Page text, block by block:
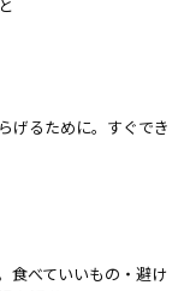
げるために。すぐでき
食べていいもの・避け